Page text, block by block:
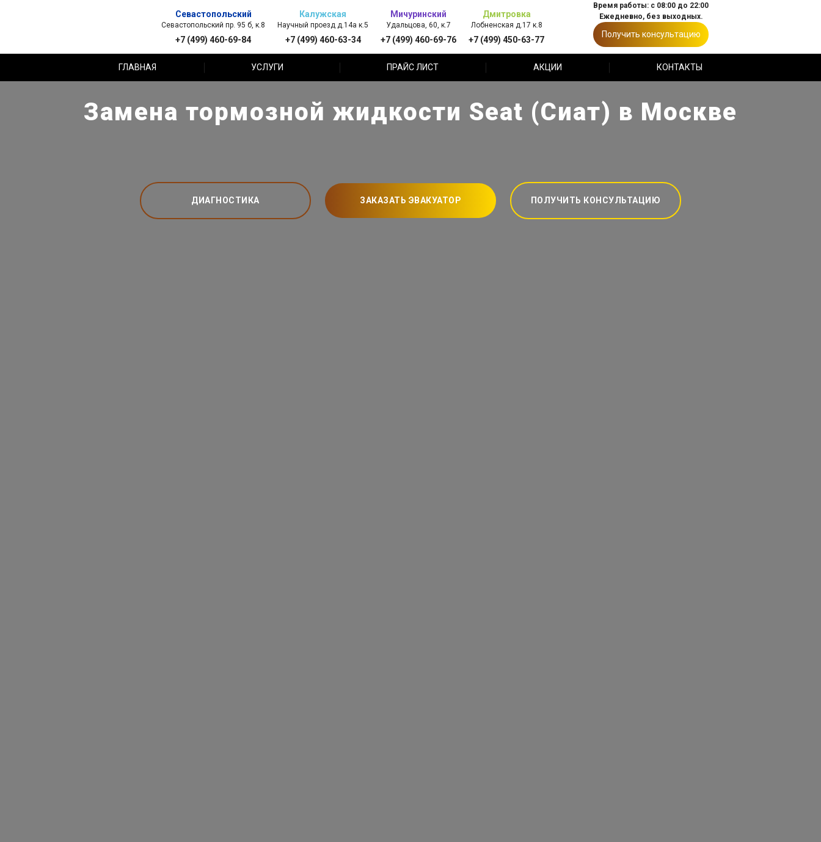
Севастопольский
Севастопольский пр. 95 б, к.8
+7 (499) 460-69-84
Калужская
Научный проезд д.14а к.5
+7 (499) 460-63-34
Мичуринский
Удальцова, 60, к.7
+7 (499) 460-69-76
Дмитровка
Лобненская д.17 к.8
+7 (499) 450-63-77
Время работы: с 08:00 до 22:00
Ежедневно, без выходных.
Получить консультацию
ГЛАВНАЯ УСЛУГИ ПРАЙС ЛИСТ АКЦИИ КОНТАКТЫ
Замена тормозной жидкости Seat (Сиат) в Москве
ДИАГНОСТИКА ЗАКАЗАТЬ ЭВАКУАТОР ПОЛУЧИТЬ КОНСУЛЬТАЦИЮ